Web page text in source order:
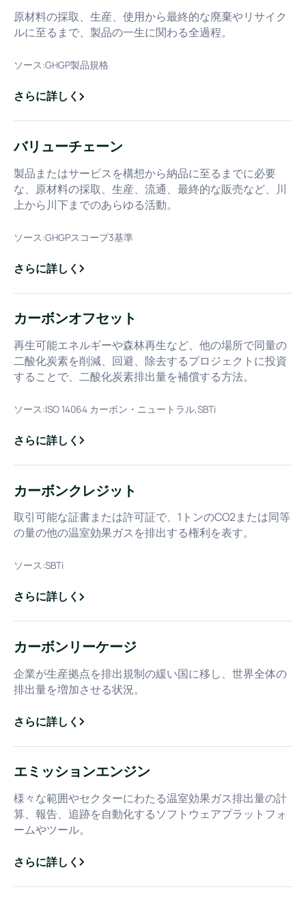
原材料の採取、生産、使用から最終的な廃棄やリサイク
ルに至るまで、製品の一生に関わる全過程。
ソース:GHGP製品規格
さらに詳しく
about
ライフサイクル
バリューチェーン
製品またはサービスを構想から納品に至るまでに必要
な、原材料の採取、生産、流通、最終的な販売など、川
上から川下までのあらゆる活動。
ソース:GHGPスコープ3基準
さらに詳しく
about
バリューチェーン
カーボンオフセット
再生可能エネルギーや森林再生など、他の場所で同量の
二酸化炭素を削減、回避、除去するプロジェクトに投資
することで、二酸化炭素排出量を補償する方法。
ソース:ISO 14064 カーボン・ニュートラル,SBTi
さらに詳しく
about
カーボンオフセット
カーボンクレジット
取引可能な証書または許可証で、1トンのCO2または同等
の量の他の温室効果ガスを排出する権利を表す。
ソース:SBTi
さらに詳しく
about
カーボンクレジット
カーボンリーケージ
企業が生産拠点を排出規制の緩い国に移し、世界全体の
排出量を増加させる状況。
さらに詳しく
about
カーボンリーケージ
エミッションエンジン
様々な範囲やセクターにわたる温室効果ガス排出量の計
算、報告、追跡を自動化するソフトウェアプラットフォ
ームやツール。
さらに詳しく
about
エミッションエンジン